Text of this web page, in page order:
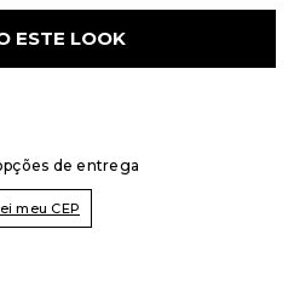
ESTE LOOK
de entrega
meu CEP